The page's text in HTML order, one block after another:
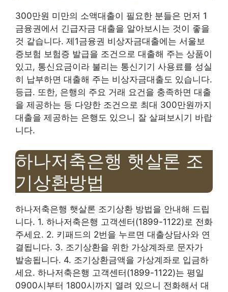
300만원 미만의 소액대출이 필요한 분들은 먼저 1
금융권에서 긴급자금 대출을 알아보시는 것이 좋을
것 같습니다. 제1금융권 비상자금대출에는 서울보
증보험 보험증 발급을 조건으로 대출해 주는 상품이
있고, 통신요금이라 불리는 통신기기 사용료를 성실
히 납부하면 대출해 주는 비상자금대출도 있습니다.
등급. 또한, 은행의 주요 거래 요건을 충족하면 대출
을 제공하는 등 다양한 조건으로 최대 300만원까지
대출을 제공하는 은행도 있으니 잘 살펴보시기 바랍
니다.
하나저축은행 햇살론 조
기상환방법
하나저축은행 햇살론 조기상환 방법을 안내해 드립
니다. 1. 하나저축은행 고객센터(1899-1122)로 전화
주세요. 2. 키패드의 2번을 누르면 대출상담사와 연
결됩니다. 3. 조기상환을 위한 가상계좌로 문자가
발송됩니다. 4. 조기상환금액을 가상계좌로 입금하
세요. 하나저축은행 고객센터(1899-1122)는 평일
0900시부터 1800시까지 열려 있으니 전화해서 대